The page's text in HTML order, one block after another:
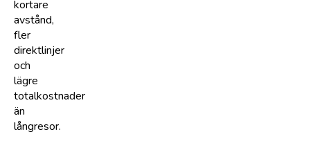
kortare
avstånd,
fler
direktlinjer
och
lägre
totalkostnader
än
långresor.